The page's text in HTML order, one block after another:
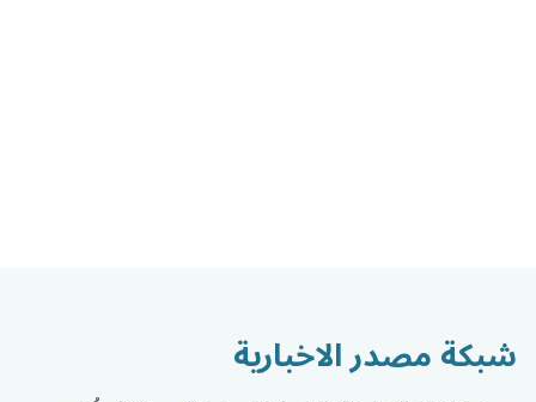
شبكة مصدر الاخبارية